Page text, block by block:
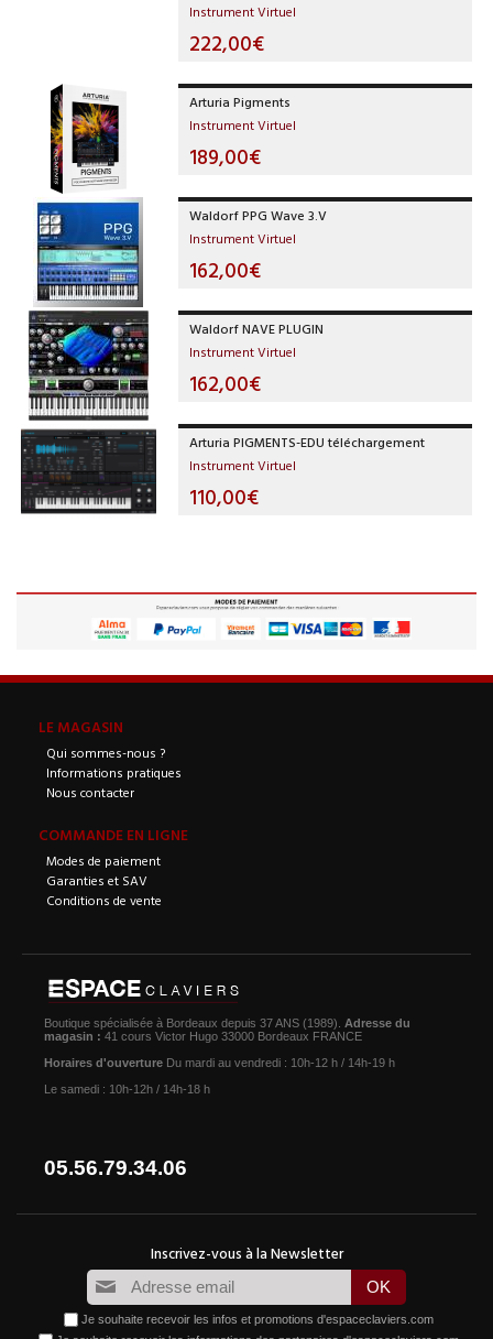
Instrument Virtuel
222,00€
Arturia Pigments
Instrument Virtuel
189,00€
Waldorf PPG Wave 3.V
Instrument Virtuel
162,00€
Waldorf NAVE PLUGIN
Instrument Virtuel
162,00€
Arturia PIGMENTS-EDU téléchargement
Instrument Virtuel
110,00€
LE MAGASIN
Qui sommes-nous ?
Informations pratiques
Nous contacter
COMMANDE EN LIGNE
Modes de paiement
Garanties et SAV
Conditions de vente
Boutique spécialisée à Bordeaux depuis 37 ANS (1989). Adresse du
magasin : 41 cours Victor Hugo 33000 Bordeaux FRANCE
Horaires d'ouverture Du mardi au vendredi : 10h-12 h / 14h-19 h
Le samedi : 10h-12h / 14h-18 h
05.56.79.34.06
Je souhaite recevoir les infos et promotions d'espaceclaviers.com